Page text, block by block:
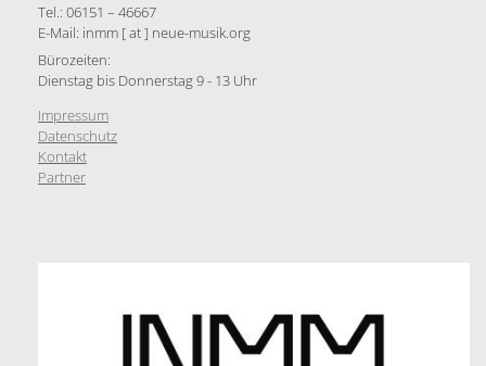
Tel.: 06151 – 46667
E-Mail: inmm [ at ] neue-musik.org
Bürozeiten:
Dienstag bis Donnerstag 9 - 13 Uhr
Impressum
Datenschutz
Kontakt
Partner